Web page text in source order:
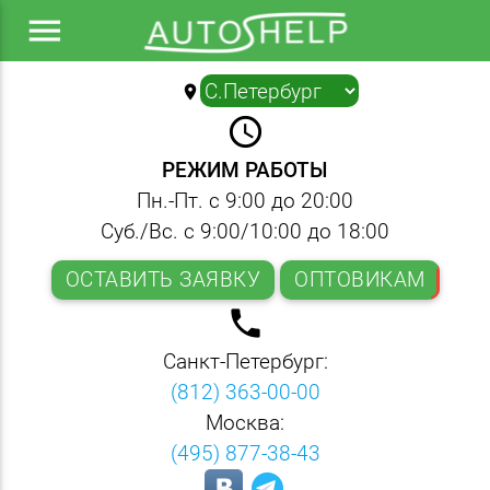
menu
location_on ▼
query_builder
РЕЖИМ РАБОТЫ
Пн.-Пт. с 9:00 до 20:00
Суб./Вс. с 9:00/10:00 до 18:00
ОСТАВИТЬ ЗАЯВКУ
ОПТОВИКАМ
local_phone
Санкт-Петербург:
(812) 363-00-00
Москва:
(495) 877-38-43